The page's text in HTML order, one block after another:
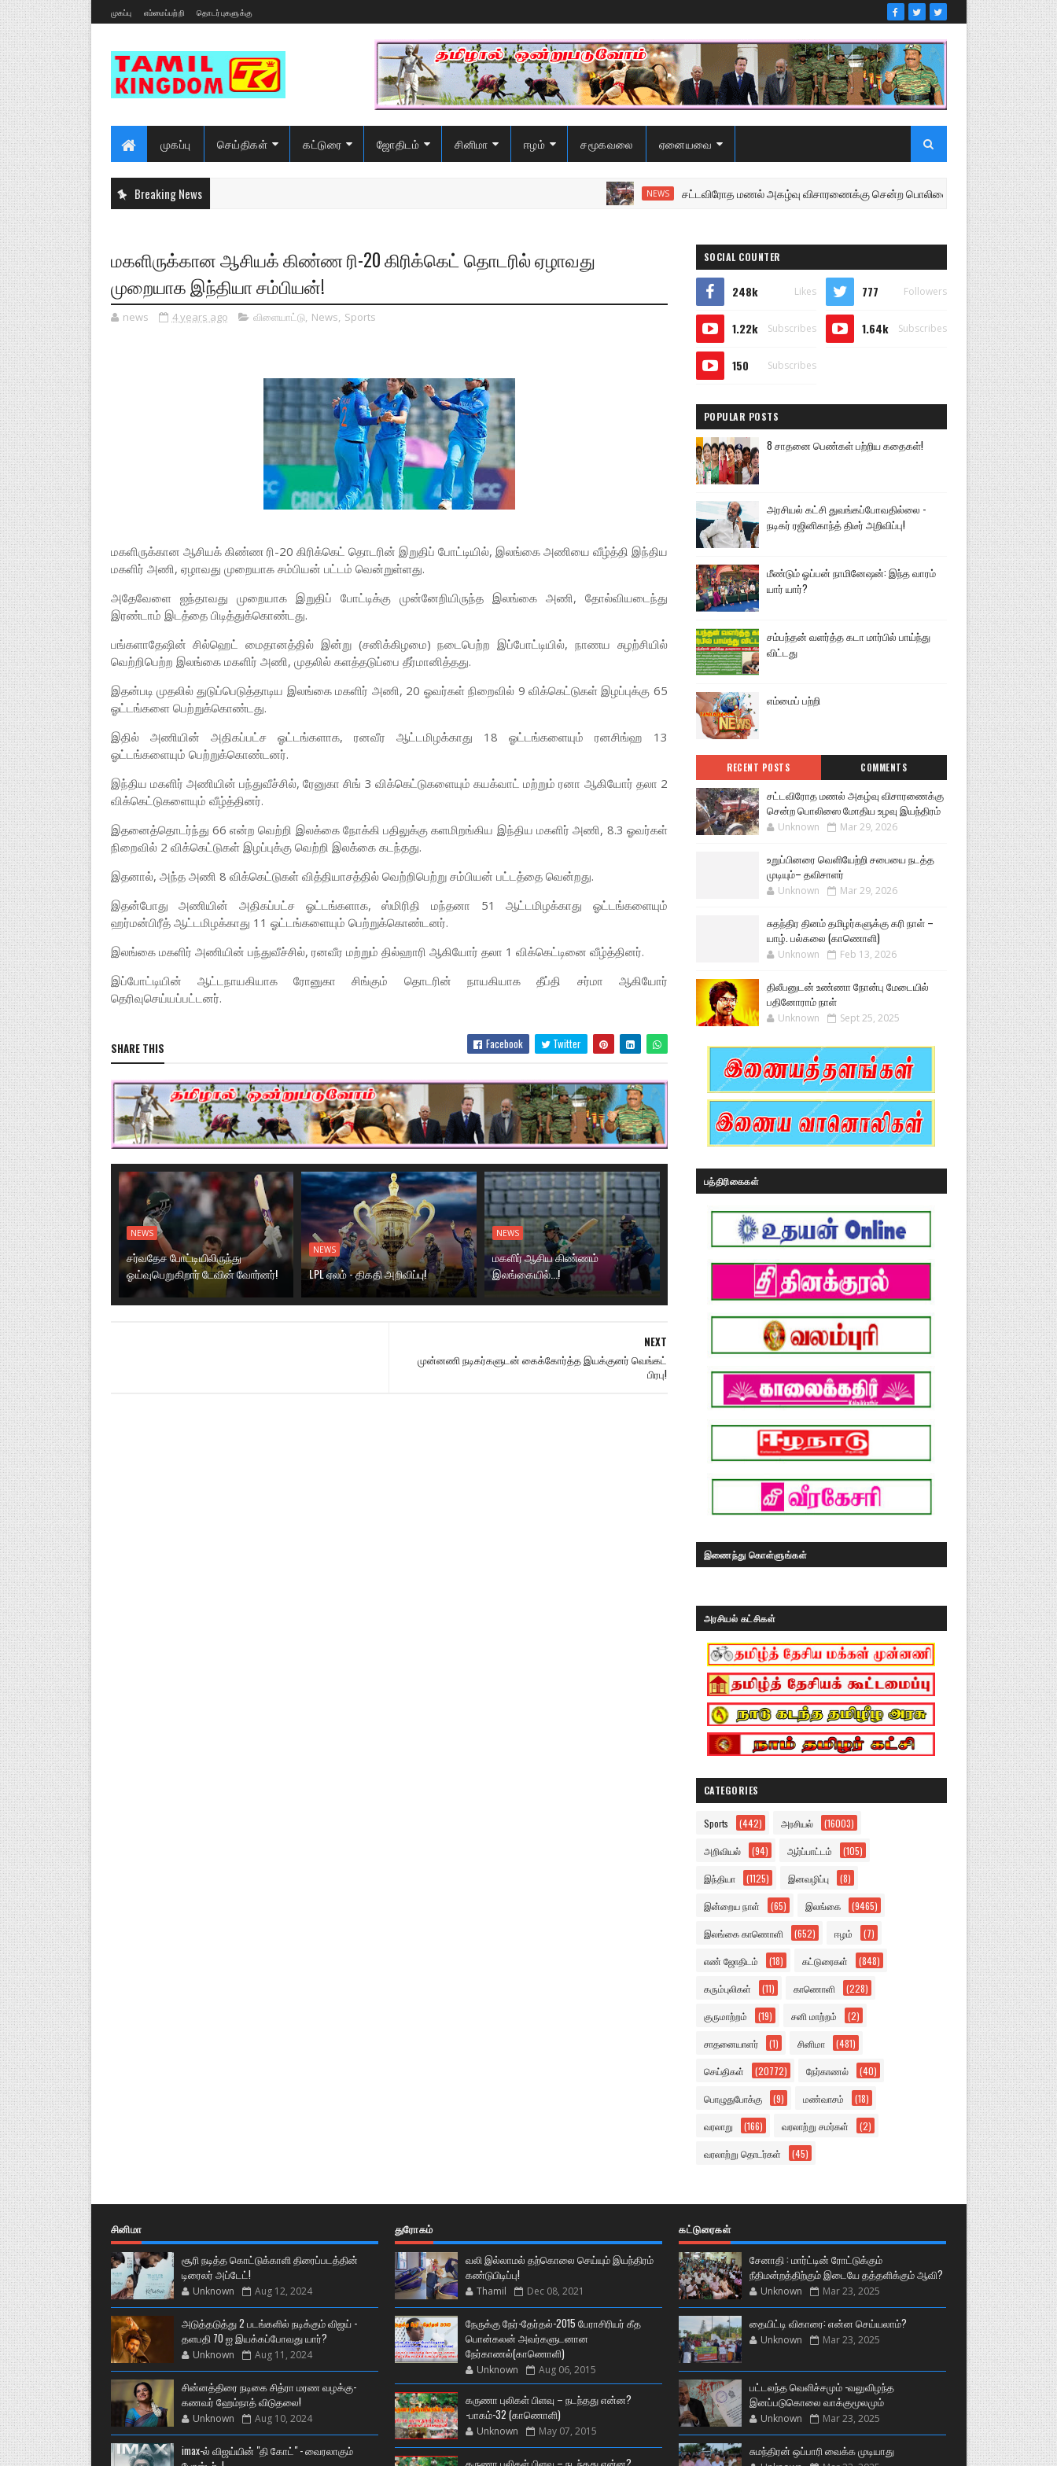
முகப்பு எம்மைப்பற்றி தொடர்புகளுக்கு
முகப்பு செய்திகள் கட்டுரை ஜோதிடம் சினிமா ஈழம் சமூகவலை ஏனையவை
Breaking News NEWS சட்டவிரோத மணல் அகழ்வு விசாரணைக்கு சென்ற பொலிஸை மோதிய உழவு இயந்திரம்
மகளிருக்கான ஆசியக் கிண்ண ரி-20 கிரிக்கெட் தொடரில் ஏழாவது
முறையாக இந்தியா சம்பியன்!
news 4 years ago விளையாட்டு, News, Sports
மகளிருக்கான ஆசியக் கிண்ண ரி-20 கிரிக்கெட் தொடரின் இறுதிப் போட்டியில், இலங்கை அணியை வீழ்த்தி இந்திய
மகளிர் அணி, ஏழாவது முறையாக சம்பியன் பட்டம் வென்றுள்ளது.
அதேவேளை ஐந்தாவது முறையாக இறுதிப் போட்டிக்கு முன்னேறியிருந்த இலங்கை அணி, தோல்வியடைந்து
இரண்டாம் இடத்தை பிடித்துக்கொண்டது.
பங்களாதேஷின் சில்ஹெட் மைதானத்தில் இன்று (சனிக்கிழமை) நடைபெற்ற இப்போட்டியில், நாணய சுழற்சியில்
வெற்றிபெற்ற இலங்கை மகளிர் அணி, முதலில் களத்தடுப்பை தீர்மானித்தது.
இதன்படி முதலில் துடுப்பெடுத்தாடிய இலங்கை மகளிர் அணி, 20 ஓவர்கள் நிறைவில் 9 விக்கெட்டுகள் இழப்புக்கு 65
ஓட்டங்களை பெற்றுக்கொண்டது.
இதில் அணியின் அதிகப்பட்ச ஓட்டங்களாக, ரனவீர ஆட்டமிழக்காது 18 ஓட்டங்களையும் ரனசிங்ஹ 13
ஓட்டங்களையும் பெற்றுக்கொண்டனர்.
இந்திய மகளிர் அணியின் பந்துவீச்சில், ரேனுகா சிங் 3 விக்கெட்டுகளையும் கயக்வாட் மற்றும் ரனா ஆகியோர் தலா 2
விக்கெட்டுகளையும் வீழ்த்தினர்.
இதனைத்தொடர்ந்து 66 என்ற வெற்றி இலக்கை நோக்கி பதிலுக்கு களமிறங்கிய இந்திய மகளிர் அணி, 8.3 ஓவர்கள்
நிறைவில் 2 விக்கெட்டுகள் இழப்புக்கு வெற்றி இலக்கை கடந்தது.
இதனால், அந்த அணி 8 விக்கெட்டுகள் வித்தியாசத்தில் வெற்றிபெற்று சம்பியன் பட்டத்தை வென்றது.
இதன்போது அணியின் அதிகப்பட்ச ஓட்டங்களாக, ஸ்மிரிதி மந்தனா 51 ஆட்டமிழக்காது ஓட்டங்களையும்
ஹர்மன்பிரீத் ஆட்டமிழக்காது 11 ஓட்டங்களையும் பெற்றுக்கொண்டனர்.
இலங்கை மகளிர் அணியின் பந்துவீச்சில், ரனவீர மற்றும் தில்ஹாரி ஆகியோர் தலா 1 விக்கெட்டினை வீழ்த்தினர்.
இப்போட்டியின் ஆட்டநாயகியாக ரோனுகா சிங்கும் தொடரின் நாயகியாக தீப்தி சர்மா ஆகியோர்
தெரிவுசெய்யப்பட்டனர்.
SHARE THIS Facebook Twitter
NEWS
சர்வதேச போட்டியிலிருந்து
ஓய்வுபெறுகிறார் டேவின் வோர்னர்!
NEWS
LPL ஏலம் - திகதி அறிவிப்பு!
NEWS
மகளிர் ஆசிய கிண்ணம்
இலங்கையில்...!
NEXT
முன்னணி நடிகர்களுடன் கைக்கோர்த்த இயக்குனர் வெங்கட்
பிரபு!
SOCIAL COUNTER
248k Likes 777 Followers
1.22k Subscribes 1.64k Subscribes
150 Subscribes
POPULAR POSTS
8 சாதனை பெண்கள் பற்றிய கதைகள்!
அரசியல் கட்சி துவங்கப்போவதில்லை -
நடிகர் ரஜினிகாந்த் திடீர் அறிவிப்பு!
மீண்டும் ஓப்பன் நாமினேஷன்: இந்த வாரம்
யார் யார்?
சம்பந்தன் வளர்த்த கடா மார்பில் பாய்ந்து
விட்டது
எம்மைப் பற்றி
RECENT POSTS COMMENTS
சட்டவிரோத மணல் அகழ்வு விசாரணைக்கு
சென்ற பொலிஸை மோதிய உழவு இயந்திரம்
Unknown Mar 29, 2026
உறுப்பினரை வெளியேற்றி சபையை நடத்த
முடியும்– தவிசாளர்
Unknown Mar 29, 2026
சுதந்திர தினம் தமிழர்களுக்கு கரி நாள் –
யாழ். பல்கலை (காணொளி)
Unknown Feb 13, 2026
திலீபனுடன் உண்ணா நோன்பு மேடையில்
பதினோராம் நாள்
Unknown Sept 25, 2025
பத்திரிகைகள்
இணைந்து கொள்ளுங்கள்
அரசியல் கட்சிகள்
CATEGORIES
Sports (442) அரசியல் (16003)
அறிவியல் (94) ஆர்ப்பாட்டம் (105)
இந்தியா (1125) இனவழிப்பு (8)
இன்றைய நாள் (65) இலங்கை (9465)
இலங்கை காணொளி (652) ஈழம் (7)
எண் ஜோதிடம் (18) கட்டுரைகள் (848)
கரும்புலிகள் (11) காணொளி (228)
குருமாற்றம் (19) சனி மாற்றம் (2)
சாதனையாளர் (1) சினிமா (481)
செய்திகள் (20772) நேர்காணல் (40)
பொழுதுபோக்கு (9) மண்வாசம் (18)
வரலாறு (166) வரலாற்று சமர்கள் (2)
வரலாற்று தொடர்கள் (45)
சினிமா
சூரி நடித்த கொட்டுக்காளி திரைப்படத்தின்
டிரைலர் அப்டேட்!
Unknown Aug 12, 2024
அடுத்தடுத்து 2 படங்களில் நடிக்கும் விஜய் -
தளபதி 70 ஐ இயக்கப்போவது யார்?
Unknown Aug 11, 2024
சின்னத்திரை நடிகை சித்ரா மரண வழக்கு-
கணவர் ஹேம்நாத் விடுதலை!
Unknown Aug 10, 2024
imax-ல் விஜய்யின் "தி கோட்" - வைரலாகும்
துரோகம்
வலி இல்லாமல் தற்கொலை செய்யும் இயந்திரம்
கண்டுபிடிப்பு!
Thamil Dec 08, 2021
நேருக்கு நேர்-தேர்தல்-2015 பேராசிரியர் கீத
பொன்கலன் அவர்களுடனான
நேர்காணல்(காணொளி)
Unknown Aug 06, 2015
கருணா புலிகள் பிளவு – நடந்தது என்ன?
-பாகம்-32 (காணொளி)
Unknown May 07, 2015
கருணா புலிகள் பிளவு – நடந்தது என்ன?
கட்டுரைகள்
சேனாதி : மார்ட்டின் ரோட்டுக்கும்
நீதிமன்றத்திற்கும் இடையே தத்தளிக்கும் ஆவி?
Unknown Mar 23, 2025
தையிட்டி விகாரை: என்ன செய்யலாம்?
Unknown Mar 23, 2025
பட்டலந்த வெளிச்சமும் -வலுவிழந்த
இனப்படுகொலை வாக்குமூலமும்
Unknown Mar 23, 2025
சுமந்திரன் ஒப்பாரி வைக்க முடியாது